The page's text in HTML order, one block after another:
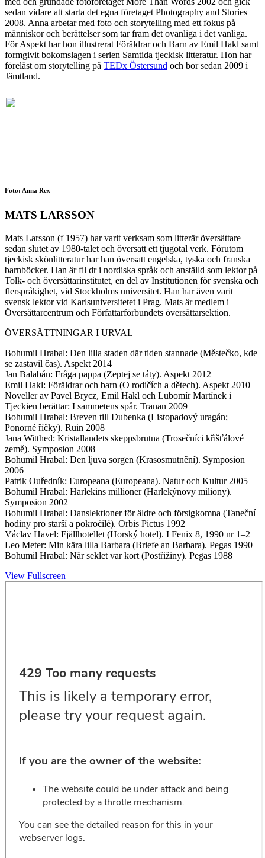
sedan vidare att starta det egna företaget Photography and Stories
2008. Anna arbetar med foto och storytelling med ett fokus på
människor och berättelser som tar fram det ovanliga i det vanliga.
För Aspekt har hon illustrerat Föräldrar och Barn av Emil Hakl samt
formgivit bokomslagen i serien Samtida tjeckisk litteratur. Hon har
föreläst om storytelling på TEDx Östersund och bor sedan 2009 i
Jämtland.
Foto: Anna Rex
MATS LARSSON
Mats Larsson (f 1957) har varit verksam som litterär översättare
sedan slutet av 1980-talet och översatt ett tjugotal verk. Förutom
tjeckisk skönlitteratur har han översatt engelska, tyska och franska
barnböcker. Han är fil dr i nordiska språk och anställd som lektor på
Tolk- och översättarinstitutet, en del av Institutionen för svenska och
flerspråkighet, vid Stockholms universitet. Han har även varit
svensk lektor vid Karlsuniversitetet i Prag. Mats är medlem i
Översättarcentrum och Författarförbundets översättarsektion.
ÖVERSÄTTNINGAR I URVAL
Bohumil Hrabal: Den lilla staden där tiden stannade (Městečko, kde
se zastavil čas). Aspekt 2014
Jan Balabán: Fråga pappa (Zeptej se táty). Aspekt 2012
Emil Hakl: Föräldrar och barn (O rodičích a dětech). Aspekt 2010
Noveller av Pavel Brycz, Emil Hakl och Lubomír Martínek i
Tjeckien berättar: I sammetens spår. Tranan 2009
Bohumil Hrabal: Breven till Dubenka (Listopadový uragán;
Ponorné říčky). Ruin 2008
Jana Witthed: Kristallandets skeppsbrutna (Trosečníci křišťálové
země). Symposion 2008
Bohumil Hrabal: Den ljuva sorgen (Krasosmutnění). Symposion
2006
Patrik Ouředník: Europeana (Europeana). Natur och Kultur 2005
Bohumil Hrabal: Harlekins millioner (Harlekýnovy miliony).
Symposion 2002
Bohumil Hrabal: Danslektioner för äldre och försigkomna (Taneční
hodiny pro starší a pokročilé). Orbis Pictus 1992
Václav Havel: Fjällhotellet (Horský hotel). I Fenix 8, 1990 nr 1–2
Leo Meter: Min kära lilla Barbara (Briefe an Barbara). Pegas 1990
Bohumil Hrabal: När seklet var kort (Postřižiny). Pegas 1988
View Fullscreen